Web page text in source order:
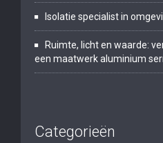
Isolatie specialist in
Ruimte, licht en waarde:
een maatwerk aluminium
Categorieën